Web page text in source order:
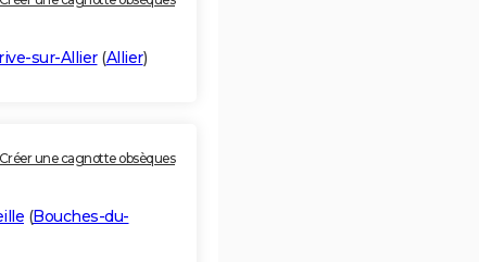
sur-Allier(Allier)
Créer une cagnotte obsèques
(Bouches-du-